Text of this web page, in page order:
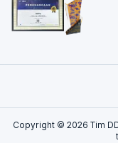
Copyright © 2026 Tim